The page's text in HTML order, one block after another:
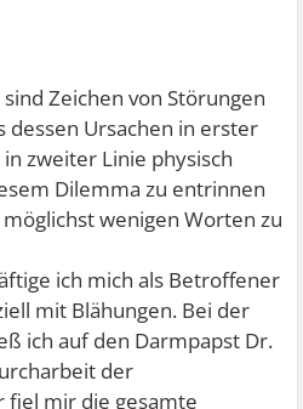
Zeichen von Störungen
dessen Ursachen in erster
zweiter Linie physisch
Dilemma zu entrinnen
wenigen Worten zu
ich mich als Betroffener
mit Blähungen. Bei der
ich auf den Darmpapst Dr.
der
fiel mir die gesamte